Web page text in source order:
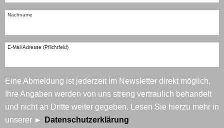
Nachname
E-Mail Adresse (Pflichtfeld)
Eine Abmeldung ist jederzeit im Newsletter direkt möglich.
Ihre Angaben werden von uns streng vertraulich behandelt
und nicht an Dritte weiter gegeben. Lesen Sie hierzu mehr in
unserer
Datenschutzerklärung.